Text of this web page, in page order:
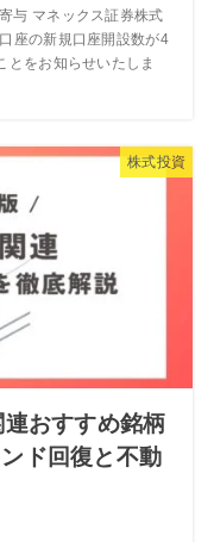
与 マネックス証券株式
座の新規口座開設数が4
をお知らせいたしま
株式投資
連おすすめ銘柄
ド回復と不動